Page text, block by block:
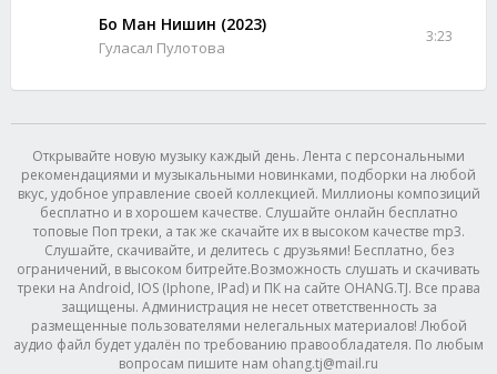
Бо Ман Нишин (2023)
Гуласал Пулотова
3:23
Открывайте новую музыку каждый день. Лента с персональными
рекомендациями и музыкальными новинками, подборки на любой
вкус, удобное управление своей коллекцией. Миллионы композиций
бесплатно и в хорошем качестве. Слушайте онлайн бесплатно
топовые Поп треки, а так же скачайте их в высоком качестве mp3.
Слушайте, скачивайте, и делитесь с друзьями! Бесплатно, без
ограничений, в высоком битрейте.Возможность слушать и скачивать
треки на Android, IOS (Iphone, IPad) и ПК на сайте OHANG.TJ. Все права
защищены. Администрация не несет ответственность за
размещенные пользователями нелегальных материалов! Любой
аудио файл будет удалён по требованию правообладателя. По любым
вопросам пишите нам ohang.tj@mail.ru